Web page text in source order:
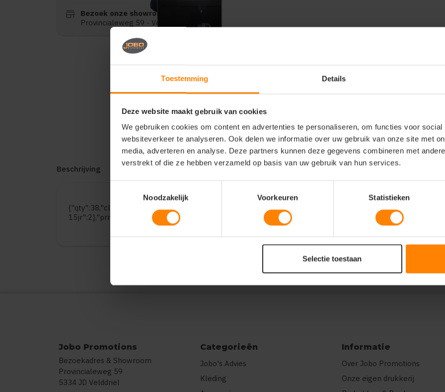
Toestemming Details
Deze website maakt gebruik van cookies
We gebruiken cookies om content en advertenties te personaliseren, om functies voor social
websiteverkeer te analyseren. Ook delen we informatie over uw gebruik van onze site met
media, adverteren en analyse. Deze partners kunnen deze gegevens combineren met
verstrekt of die ze hebben verzameld op basis van uw gebruik van hun services.
Noodzakelijk
Voorkeuren Statistieken
Selectie toestaan
store
Bezoek onze showroom:
Provincialeweg 59 - Velddriel
Beschrijving
{"qty":38,"clr":"Azure Blue","szs":{"5-6jr":9,"7-8jr":10,"9-11jr":10,"12-13jr":7,"14-
15jr":2},"prnts":[{"pp":"Borst links","pt":"Bedrukking","ct":"E\u00e9n kleur"}]}
Jobo Promotions
Bezoekadres & Showroom
Provincialeweg 59
5334 JD Velddriel
Categorieën
Jobo's Advies
Kleding
Informatie
Over Jobo Promotions
Onze eigen drukkerij